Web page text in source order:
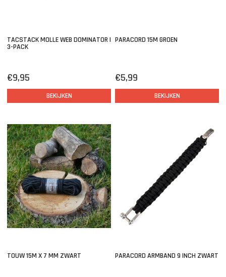
TACSTACK MOLLE WEB DOMINATOR |
3-PACK
€9,95
BEKIJKEN
PARACORD 15M GROEN
€5,99
BEKIJKEN
TOUW 15M X 7 MM ZWART PARACORD ARMBAND 9 INCH ZWART